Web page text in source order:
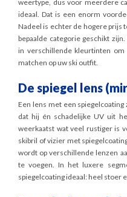
weertype, dus voor meerdere
ideaal. Dat is een enorm
Nadeel is echter de hogere prijs
bepaalde categorie geschikt
in verschillende kleurtinten om
matchen op uw ski outfit.
De spiegel lens
Een lens met een
dat hij én schadelijke UV uit
weerkaatst wat veel rustiger is
skibril of vizier met
wordt op verschillende lenzen
te voegen. In het luxere
spiegelcoating ideaal: heel stoer